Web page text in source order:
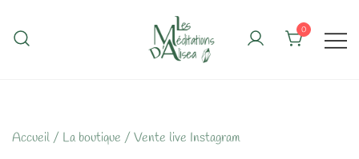
content
0
Accueil / La boutique / Vente live Instagram